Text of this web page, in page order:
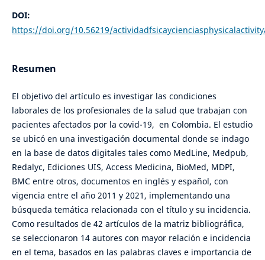
DOI:
https://doi.org/10.56219/
Resumen
El objetivo del artículo es investigar las condiciones
laborales de los profesionales de la salud que trabajan con
pacientes afectados por la covid-19, en Colombia. El estudio
se ubicó en una investigación documental donde se indago
en la base de datos digitales tales como MedLine, Medpub,
Redalyc, Ediciones UIS, Access Medicina, BioMed, MDPI,
BMC entre otros, documentos en inglés y español, con
vigencia entre el año 2011 y 2021, implementando una
búsqueda temática relacionada con el título y su incidencia.
Como resultados de 42 artículos de la matriz bibliográfica,
se seleccionaron 14 autores con mayor relación e incidencia
en el tema, basados en las palabras claves e importancia de